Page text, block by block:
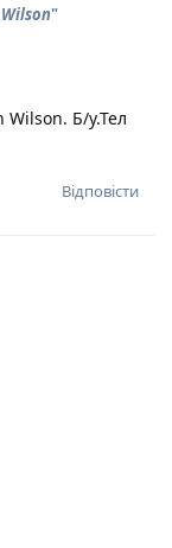
"
Wilson. Б/у.Тел
Відповісти